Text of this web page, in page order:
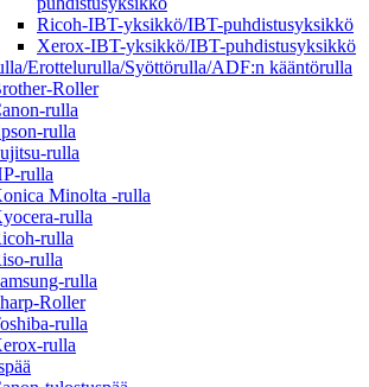
Ricoh-IBT-yksikkö/IBT-puhdistusyksikkö
Xerox-IBT-yksikkö/IBT-puhdistusyksikkö
Erottelurulla/Syöttörulla/ADF:n kääntörulla
Roller
rulla
rulla
rulla
rulla
Minolta -rulla
rulla
rulla
rulla
rulla
Roller
rulla
rulla